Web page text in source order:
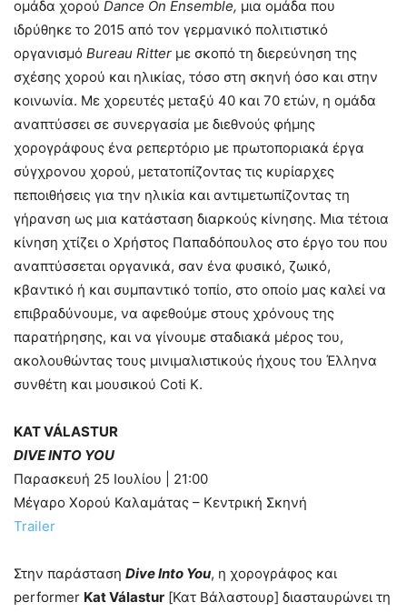
ομάδα χορού Dance On Ensemble, μια ομάδα που
ιδρύθηκε το 2015 από τον γερμανικό πολιτιστικό
οργανισμό Bureau Ritter με σκοπό τη διερεύνηση της
σχέσης χορού και ηλικίας, τόσο στη σκηνή όσο και στην
κοινωνία. Με χορευτές μεταξύ 40 και 70 ετών, η ομάδα
αναπτύσσει σε συνεργασία με διεθνούς φήμης
χορογράφους ένα ρεπερτόριο με πρωτοποριακά έργα
σύγχρονου χορού, μετατοπίζοντας τις κυρίαρχες
πεποιθήσεις για την ηλικία και αντιμετωπίζοντας τη
γήρανση ως μια κατάσταση διαρκούς κίνησης. Μια τέτοια
κίνηση χτίζει ο Χρήστος Παπαδόπουλος στο έργο του που
αναπτύσσεται οργανικά, σαν ένα φυσικό, ζωικό,
κβαντικό ή και συμπαντικό τοπίο, στο οποίο μας καλεί να
επιβραδύνουμε, να αφεθούμε στους χρόνους της
παρατήρησης, και να γίνουμε σταδιακά μέρος του,
ακολουθώντας τους μινιμαλιστικούς ήχους του Έλληνα
συνθέτη και μουσικού Coti K.
KAT VÁLASTUR
DIVE INTO YOU
Παρασκευή 25 Ιουλίου | 21:00
Μέγαρο Χορού Καλαμάτας – Κεντρική Σκηνή
Trailer
Στην παράσταση Dive Into You, η χορογράφος και
performer Kat Válastur [Κατ Βάλαστουρ] διασταυρώνει τη